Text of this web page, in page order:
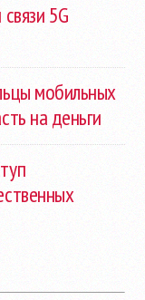
5G
мобильных
на деньги